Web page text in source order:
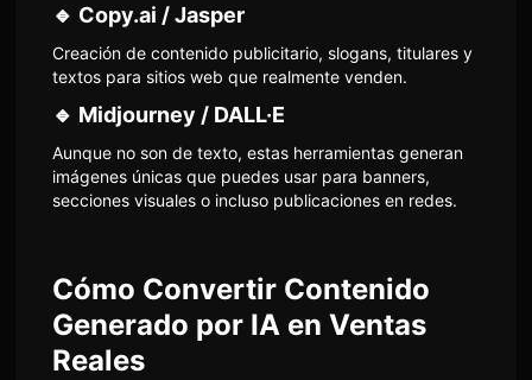
🔹 Copy.ai / Jasper
Creación de contenido publicitario, slogans, titulares y
textos para sitios web que realmente venden.
🔹 Midjourney / DALL·E
Aunque no son de texto, estas herramientas generan
imágenes únicas que puedes usar para banners,
secciones visuales o incluso publicaciones en redes.
Cómo Convertir Contenido
Generado por IA en Ventas
Reales